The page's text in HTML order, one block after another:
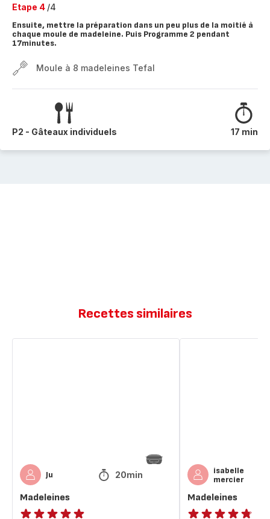
Etape 4 /4
Ensuite, mettre la préparation dans un peu plus de la moitié à
chaque moule de madeleine. Puis Programme 2 pendant
17minutes.
Moule à 8 madeleines Tefal
P2 - Gâteaux individuels 17 min
Recettes similaires
Ju 20min
Madeleines
isabelle
mercier
Madeleines